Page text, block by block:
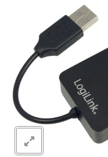
SOFTWARE
NETWERK
KABELS / ADAPTERS